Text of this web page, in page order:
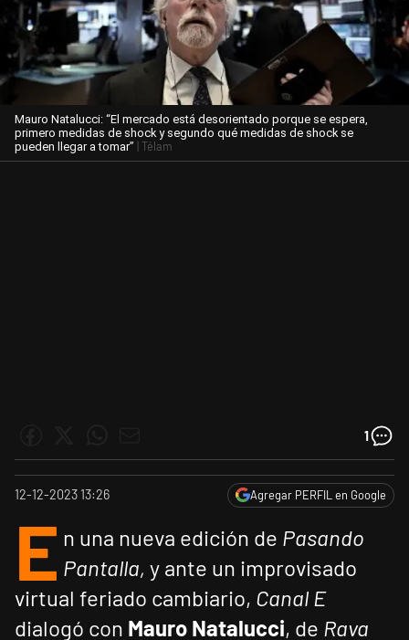
Mauro Natalucci: “El mercado está desorientado porque se espera,
primero medidas de shock y segundo qué medidas de shock se
pueden llegar a tomar” | Télam
1
12-12-2023 13:26 Agregar PERFIL en Google
E n una nueva edición de Pasando
Pantalla, y ante un improvisado
virtual feriado cambiario, Canal E
dialogó con Mauro Natalucci, de Rava